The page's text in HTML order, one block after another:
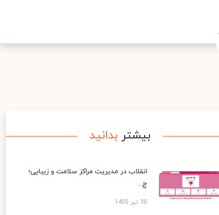
بیشتر بدانید
انقلاب در مدیریت مراکز سلامت و زیبایی؛
چ...
30 تیر 1405